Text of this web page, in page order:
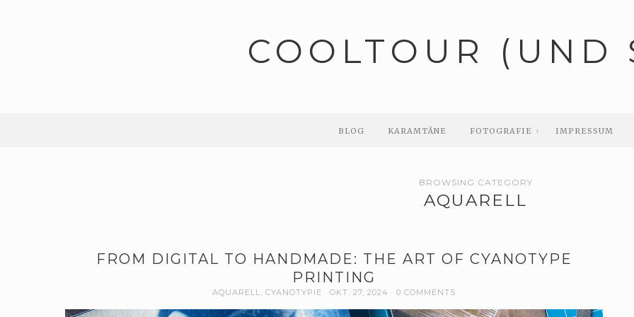
COOLTOUR (UND
BLOG KARAMTÄNE FOTOGRAFIE IMPRESSUM
BROWSING CATEGORY
AQUARELL
FROM DIGITAL TO HANDMADE: THE ART OF CYANOTYPE
PRINTING
AQUARELL, CYANOTYPIE OKT. 27, 2024 0 COMMENTS